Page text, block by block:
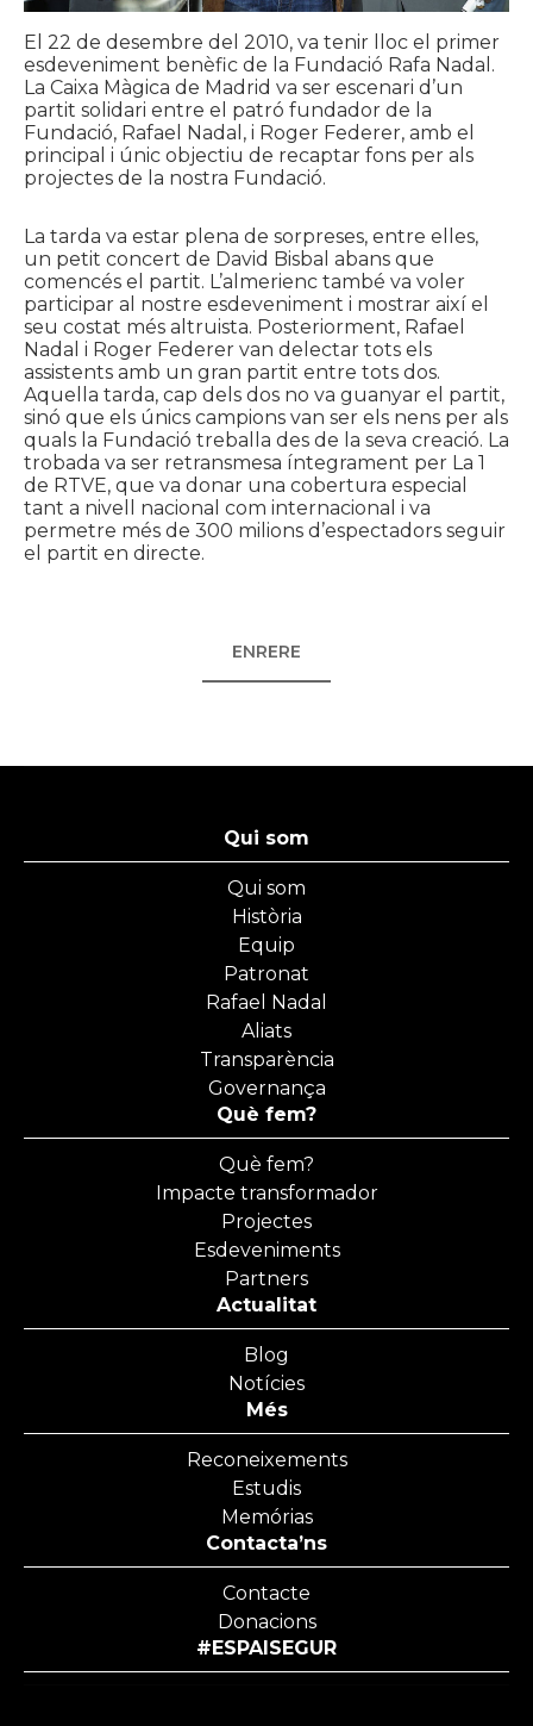
El 22 de desembre del 2010, va tenir lloc el primer
esdeveniment benèfic de la Fundació Rafa Nadal.
La Caixa Màgica de Madrid va ser escenari d’un
partit solidari entre el patró fundador de la
Fundació, Rafael Nadal, i Roger Federer, amb el
principal i únic objectiu de recaptar fons per als
projectes de la nostra Fundació.
La tarda va estar plena de sorpreses, entre elles,
un petit concert de David Bisbal abans que
comencés el partit. L’almerienc també va voler
participar al nostre esdeveniment i mostrar així el
seu costat més altruista. Posteriorment, Rafael
Nadal i Roger Federer van delectar tots els
assistents amb un gran partit entre tots dos.
Aquella tarda, cap dels dos no va guanyar el partit,
sinó que els únics campions van ser els nens per als
quals la Fundació treballa des de la seva creació. La
trobada va ser retransmesa íntegrament per La 1
de RTVE, que va donar una cobertura especial
tant a nivell nacional com internacional i va
permetre més de 300 milions d’espectadors seguir
el partit en directe.
ENRERE
Qui som
Qui som
Història
Equip
Patronat
Rafael Nadal
Aliats
Transparència
Governança
Què fem?
Què fem?
Impacte transformador
Projectes
Esdeveniments
Partners
Actualitat
Blog
Notícies
Més
Reconeixements
Estudis
Memórias
Contacta’ns
Contacte
Donacions
#ESPAISEGUR